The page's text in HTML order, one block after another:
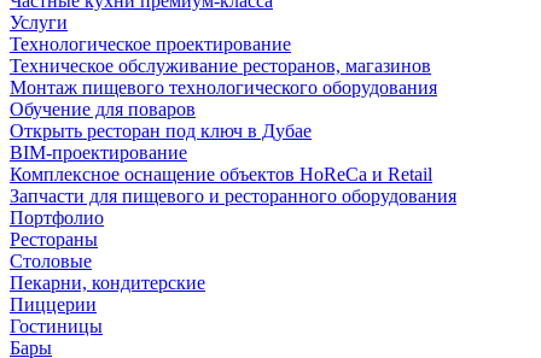
Услуги
Технологическое проектирование
Техническое обслуживание ресторанов, магазинов
Монтаж пищевого технологического оборудования
Обучение для поваров
Открыть ресторан под ключ в Дубае
BIM-проектирование
Комплексное оснащение объектов HoReCa и Retail
Запчасти для пищевого и ресторанного оборудования
Портфолио
Рестораны
Столовые
Пекарни, кондитерские
Пиццерии
Гостиницы
Бары